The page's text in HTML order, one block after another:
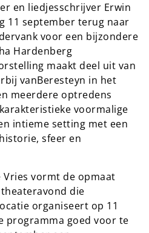
en liedjesschrijver Erwin
11 september terug naar
voor een bijzondere
Hardenberg
maakt deel uit van
vanBeresteyn in het
meerdere optredens
voormalige
intieme setting met een
sfeer en
Vries vormt de opmaat
die
organiseert op 11
programma goed voor te